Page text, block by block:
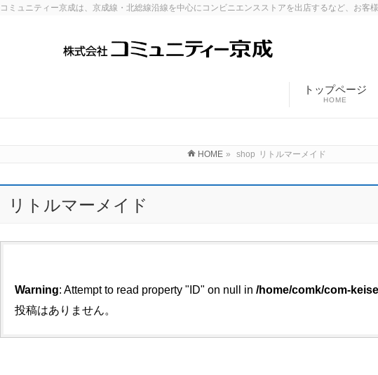
コミュニティー京成は、京成線・北総線沿線を中心にコンビニエンスストアを出店するなど、お客
トップページ
HOME
HOME » shop リトルマーメイド
リトルマーメイド
Warning: Attempt to read property "ID" on null in /home/comk/com-
投稿はありません。